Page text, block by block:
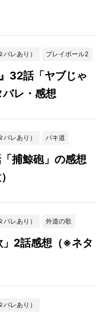
レあり） プレイボール2
32話「ヤブじゃ
レ・感想
レあり） バキ道
捕鯨砲」の感想
レあり） 外道の歌
」2話感想（※ネタ
レあり）